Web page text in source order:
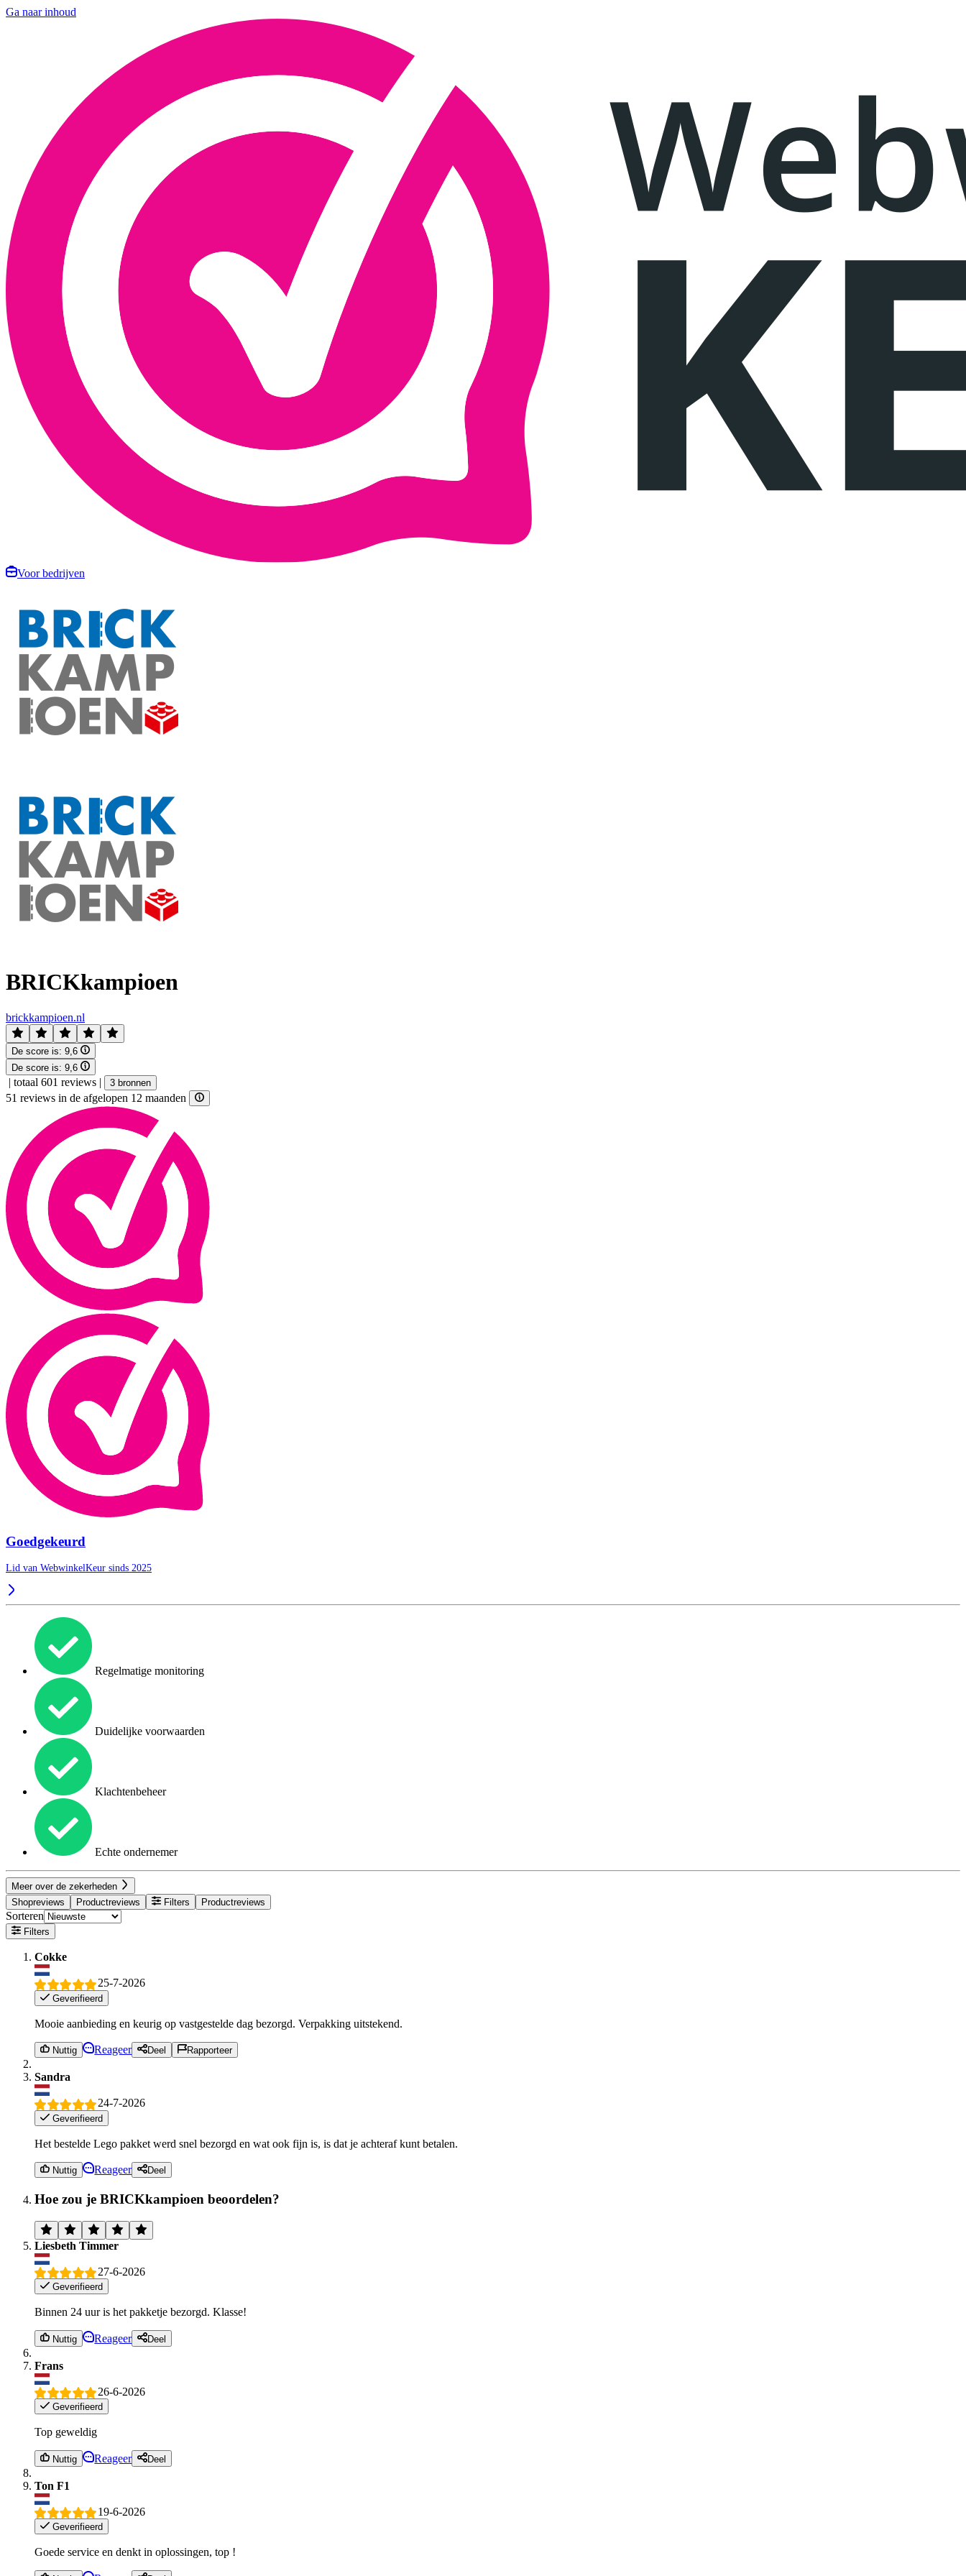
Ga naar inhoud
Voor bedrijven
BRICKkampioen
brickkampioen.nl
De score is: 9,6
De score is: 9,6
| totaal 601 reviews | 3 bronnen
51 reviews in de afgelopen 12 maanden
Goedgekeurd
Lid van WebwinkelKeur sinds 2025
Regelmatige monitoring
Duidelijke voorwaarden
Klachtenbeheer
Echte ondernemer
Meer over de zekerheden
Shopreviews
Productreviews Filters Productreviews
Sorteren
Filters
Cokke
25-7-2026
Geverifieerd
Mooie aanbieding en keurig op vastgestelde dag bezorgd. Verpakking uitstekend.
Nuttig Reageer Deel Rapporteer
Sandra
24-7-2026
Geverifieerd
Het bestelde Lego pakket werd snel bezorgd en wat ook fijn is, is dat je achteraf kunt betalen.
Nuttig Reageer Deel
Hoe zou je BRICKkampioen beoordelen?
Liesbeth Timmer
27-6-2026
Geverifieerd
Binnen 24 uur is het pakketje bezorgd. Klasse!
Nuttig Reageer Deel
Frans
26-6-2026
Geverifieerd
Top geweldig
Nuttig Reageer Deel
Ton F1
19-6-2026
Geverifieerd
Goede service en denkt in oplossingen, top !